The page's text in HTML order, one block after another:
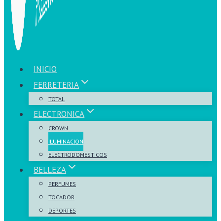
INICIO
FERRETERIA
TOTAL
ELECTRONICA
CROWN
ILUMINACION
ELECTRODOMESTICOS
BELLEZA
PERFUMES
TOCADOR
DEPORTES